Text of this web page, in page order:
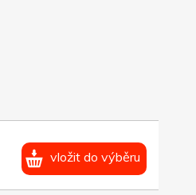
vložit do výběru